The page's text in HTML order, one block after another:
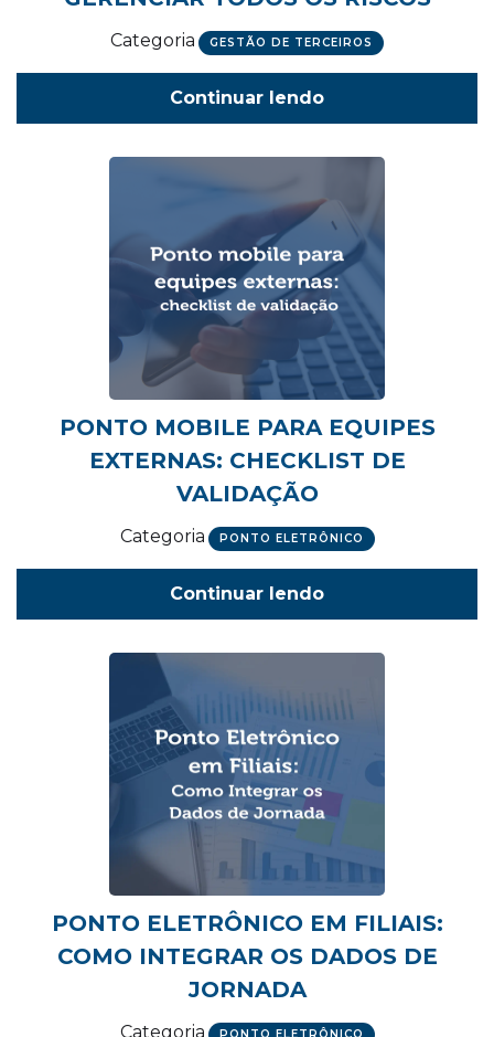
Categoria GESTÃO DE TERCEIROS
Continuar lendo
PONTO MOBILE PARA EQUIPES
EXTERNAS: CHECKLIST DE
VALIDAÇÃO
Categoria PONTO ELETRÔNICO
Continuar lendo
PONTO ELETRÔNICO EM FILIAIS:
COMO INTEGRAR OS DADOS DE
JORNADA
Categoria